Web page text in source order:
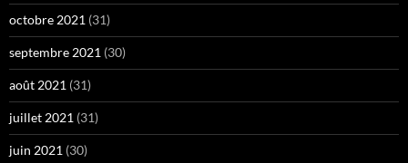
octobre 2021 (31)
septembre 2021 (30)
août 2021 (31)
juillet 2021 (31)
juin 2021 (30)